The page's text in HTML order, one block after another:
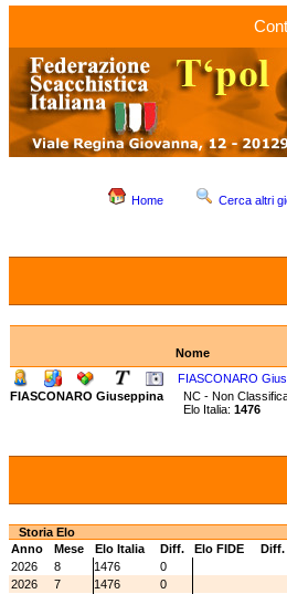
Home Cerca altri
Nome
FIASCONARO
FIASCONARO Giuseppina
NC - Non
Elo Italia: 1476
Storia Elo
Anno
Mese Elo Italia Diff. Elo FIDE
Diff.
2026
8 1476
0
2026
7 1476
0